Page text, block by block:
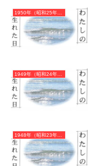
1950年（昭和25年）庚寅（かのえとら）・寅年（とら年）カレンダー（月曜はじまり）
1949年（昭和24年）己丑（つちのとうし）・丑年（うし年）カレンダー（月曜はじまり）
1948年（昭和23年）戊子（つちのえね）・子年（ねずみ年）カレンダー（月曜はじまり）